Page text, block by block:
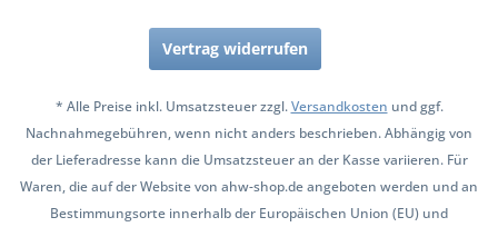
Vertrag widerrufen
* Alle Preise inkl. Umsatzsteuer zzgl.Versandkosten und ggf.
Nachnahmegebühren, wenn nicht anders beschrieben. Abhängig von
der Lieferadresse kann die Umsatzsteuer an der Kasse variieren. Für
Waren, die auf der Website von ahw-shop.de angeboten werden und an
Bestimmungsorte innerhalb der Europäischen Union (EU) und